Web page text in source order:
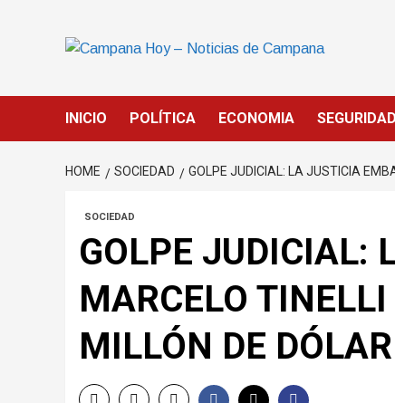
INICIO POLÍTICA ECONOMIA SEGURIDAD
HOME SOCIEDAD GOLPE JUDICIAL: LA JUSTICIA
SOCIEDAD
GOLPE JUDICIAL:
MARCELO
MILLÓN DE